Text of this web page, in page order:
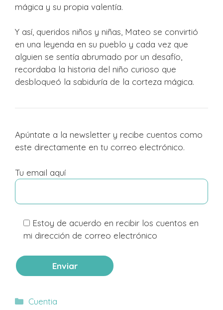
mágica y su propia valentía.
Y así, queridos niños y niñas, Mateo se convirtió
en una leyenda en su pueblo y cada vez que
alguien se sentía abrumado por un desafío,
recordaba la historia del niño curioso que
desbloqueó la sabiduría de la corteza mágica.
Apúntate a la newsletter y recibe cuentos como
este directamente en tu correo electrónico.
Tu email aquí
Estoy de acuerdo en recibir los cuentos en
mi dirección de correo electrónico
Categorías
Cuentia